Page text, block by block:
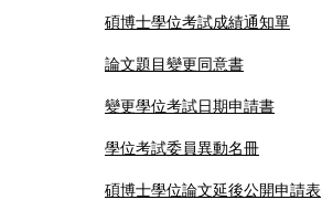
碩博士學位考試成績通知單
論文題目變更同意書
變更學位考試日期申請書
學位考試委員異動名冊
碩博士學位論文延後公開申請表